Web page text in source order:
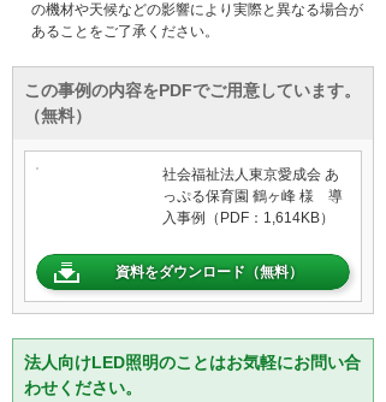
の機材や天候などの影響により実際と異なる場合が
あることをご了承ください。
この事例の内容をPDFでご用意しています。
（無料）
社会福祉法人東京愛成会 あ
っぷる保育園 鶴ヶ峰 様 導
入事例（PDF：1,614KB）
資料をダウンロード（無料）
法人向けLED照明のことはお気軽にお問い合
わせください。